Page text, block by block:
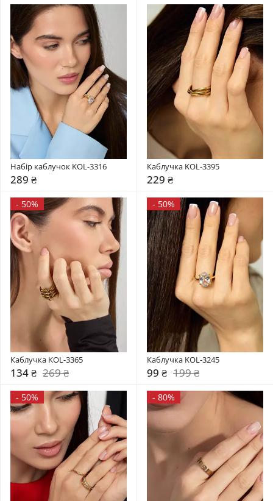
Набір каблучок KOL-3316
289 ₴
Каблучка KOL-3395
229 ₴
- 50%
Каблучка KOL-3365
134 ₴ 269 ₴
- 50%
Каблучка KOL-3245
99 ₴ 199 ₴
- 50% - 80%